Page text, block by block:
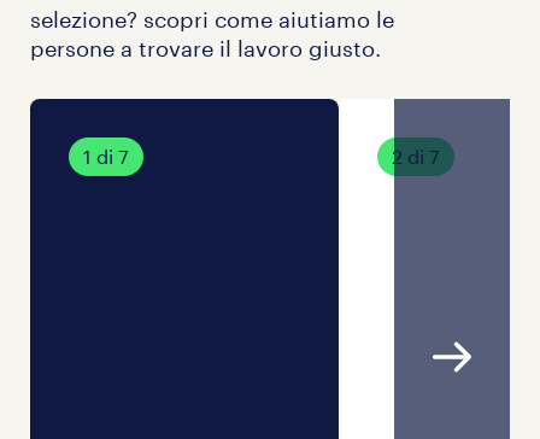
selezione? scopri come aiutiamo le
persone a trovare il lavoro giusto.
1 di 7 2 di 7